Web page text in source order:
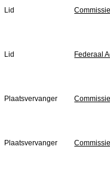
Lid
Lid Federaal
Plaatsvervanger
Plaatsvervanger